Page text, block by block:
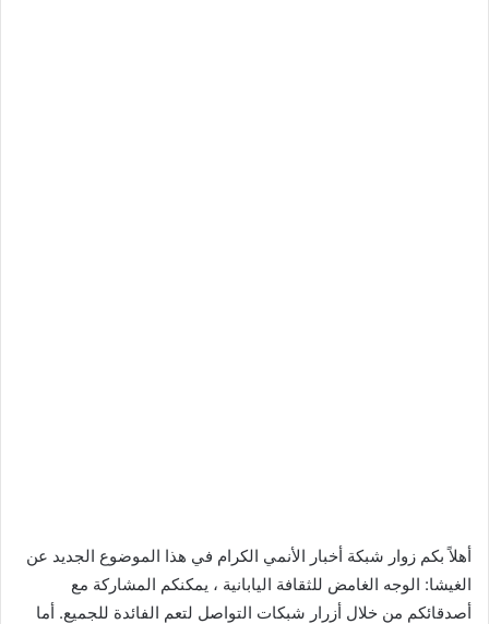
أهلاً بكم زوار شبكة أخبار الأنمي الكرام في هذا الموضوع الجديد عن
الغيشا: الوجه الغامض للثقافة اليابانية ، يمكنكم المشاركة مع
أصدقائكم من خلال أزرار شبكات التواصل لتعم الفائدة للجميع. أما